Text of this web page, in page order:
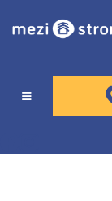
O NÁS